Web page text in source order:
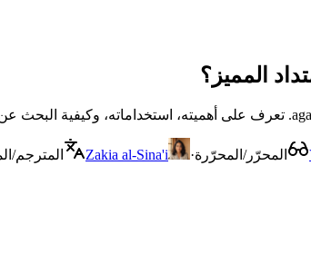
المحرّر/المحرّرة·
Zakia al-Sina'i المترجم/